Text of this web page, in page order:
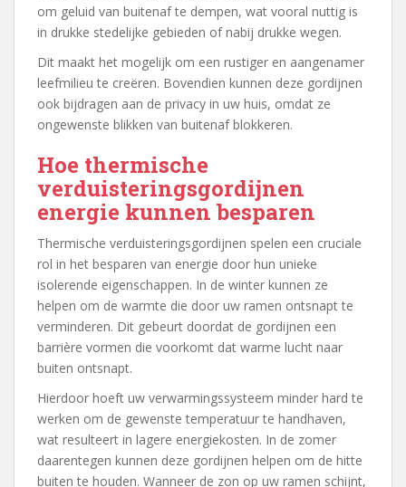
om geluid van buitenaf te dempen, wat vooral nuttig is
in drukke stedelijke gebieden of nabij drukke wegen.
Dit maakt het mogelijk om een rustiger en aangenamer
leefmilieu te creëren. Bovendien kunnen deze gordijnen
ook bijdragen aan de privacy in uw huis, omdat ze
ongewenste blikken van buitenaf blokkeren.
Hoe thermische
verduisteringsgordijnen
energie kunnen besparen
Thermische verduisteringsgordijnen spelen een cruciale
rol in het besparen van energie door hun unieke
isolerende eigenschappen. In de winter kunnen ze
helpen om de warmte die door uw ramen ontsnapt te
verminderen. Dit gebeurt doordat de gordijnen een
barrière vormen die voorkomt dat warme lucht naar
buiten ontsnapt.
Hierdoor hoeft uw verwarmingssysteem minder hard te
werken om de gewenste temperatuur te handhaven,
wat resulteert in lagere energiekosten. In de zomer
daarentegen kunnen deze gordijnen helpen om de hitte
buiten te houden. Wanneer de zon op uw ramen schijnt,